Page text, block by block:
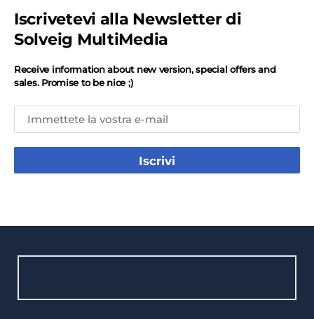
Iscrivetevi alla Newsletter di
Solveig MultiMedia
Receive information about new version, special offers and
sales. Promise to be nice ;)
Iscrivi